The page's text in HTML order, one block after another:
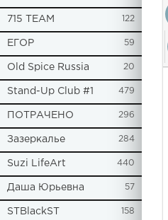
715 TEAM 122
ЕГОР 59
Old Spice Russia 20
Stand-Up Club #1 479
ПОТРАЧЕНО 296
Зазеркалье 284
Suzi LifeArt 440
Даша Юрьевна 57
STBlackST 158